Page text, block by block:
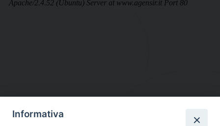
DIOCESI SUBURBICARIA DI ALBANO
Informativa